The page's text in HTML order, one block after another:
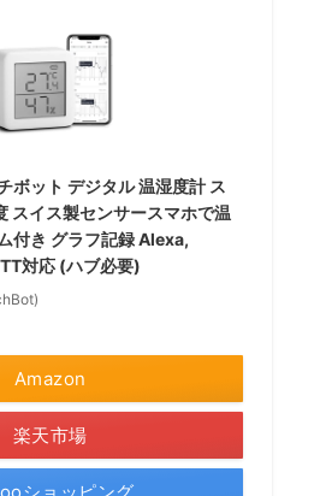
ット デジタル 温湿度計 ス
スイス製センサースマホで温
付き グラフ記録 Alexa,
対応 (ハブ必要)
Amazon
楽天市場